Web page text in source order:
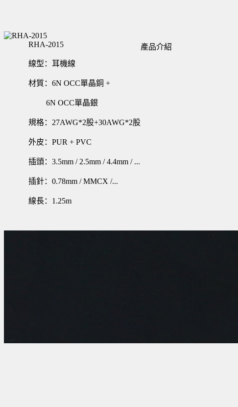
RHA-2015
線型：耳機線
材質：6N OCC單晶銅 +
6N OCC單晶銀
規格：27AWG*2股+30AWG*2股
外皮：PUR + PVC
插頭：3.5mm / 2.5mm / 4.4mm / ...
插針：0.78mm / MMCX /...
線長：1.25m
產品介紹